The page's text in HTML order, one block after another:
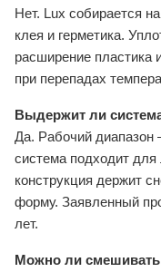
Нет. Lux собирается
клея и герметика.
расширение пластика
при перепадах
Выдержит ли
Да. Рабочий диапазон
система подходит для
конструкция держит
форму. Заявленный
лет.
Можно ли